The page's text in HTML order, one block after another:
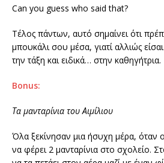
Can you guess who said that?
Τέλος πάντων, αυτό σημαίνει ότι
μπουκάλι σου μέσα, γιατί αλλιώς
την τάξη και ειδικά… στην καθηγήτρια.
Bonus:
Τα μανταρίνια του Αιμίλιου
Όλα ξεκίνησαν μια ήσυχη μέρα, όταν
να φέρει 2 μανταρίνια στο σχολείο.